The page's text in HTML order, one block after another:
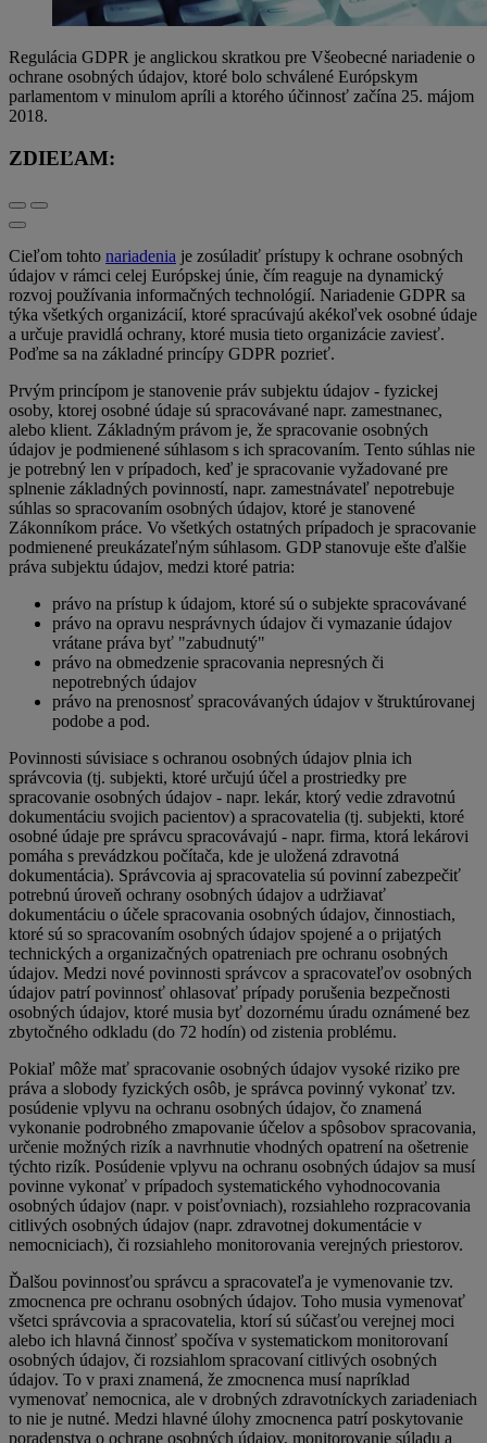
Regulácia GDPR je anglickou skratkou pre Všeobecné nariadenie o
ochrane osobných údajov, ktoré bolo schválené Európskym
parlamentom v minulom apríli a ktorého účinnosť začína 25. májom
2018.
ZDIEĽAM:
Cieľom tohto nariadenia je zosúladiť prístupy k ochrane osobných
údajov v rámci celej Európskej únie, čím reaguje na dynamický
rozvoj používania informačných technológií. Nariadenie GDPR sa
týka všetkých organizácií, ktoré spracúvajú akékoľvek osobné údaje
a určuje pravidlá ochrany, ktoré musia tieto organizácie zaviesť.
Poďme sa na základné princípy GDPR pozrieť.
Prvým princípom je stanovenie práv subjektu údajov - fyzickej
osoby, ktorej osobné údaje sú spracovávané napr. zamestnanec,
alebo klient. Základným právom je, že spracovanie osobných
údajov je podmienené súhlasom s ich spracovaním. Tento súhlas nie
je potrebný len v prípadoch, keď je spracovanie vyžadované pre
splnenie základných povinností, napr. zamestnávateľ nepotrebuje
súhlas so spracovaním osobných údajov, ktoré je stanovené
Zákonníkom práce. Vo všetkých ostatných prípadoch je spracovanie
podmienené preukázateľným súhlasom. GDP stanovuje ešte ďalšie
práva subjektu údajov, medzi ktoré patria:
právo na prístup k údajom, ktoré sú o subjekte spracovávané
právo na opravu nesprávnych údajov či vymazanie údajov
vrátane práva byť "zabudnutý"
právo na obmedzenie spracovania nepresných či
nepotrebných údajov
právo na prenosnosť spracovávaných údajov v štruktúrovanej
podobe a pod.
Povinnosti súvisiace s ochranou osobných údajov plnia ich
správcovia (tj. subjekti, ktoré určujú účel a prostriedky pre
spracovanie osobných údajov - napr. lekár, ktorý vedie zdravotnú
dokumentáciu svojich pacientov) a spracovatelia (tj. subjekti, ktoré
osobné údaje pre správcu spracovávajú - napr. firma, ktorá lekárovi
pomáha s prevádzkou počítača, kde je uložená zdravotná
dokumentácia). Správcovia aj spracovatelia sú povinní zabezpečiť
potrebnú úroveň ochrany osobných údajov a udržiavať
dokumentáciu o účele spracovania osobných údajov, činnostiach,
ktoré sú so spracovaním osobných údajov spojené a o prijatých
technických a organizačných opatreniach pre ochranu osobných
údajov. Medzi nové povinnosti správcov a spracovateľov osobných
údajov patrí povinnosť ohlasovať prípady porušenia bezpečnosti
osobných údajov, ktoré musia byť dozornému úradu oznámené bez
zbytočného odkladu (do 72 hodín) od zistenia problému.
Pokiaľ môže mať spracovanie osobných údajov vysoké riziko pre
práva a slobody fyzických osôb, je správca povinný vykonať tzv.
posúdenie vplyvu na ochranu osobných údajov, čo znamená
vykonanie podrobného zmapovanie účelov a spôsobov spracovania,
určenie možných rizík a navrhnutie vhodných opatrení na ošetrenie
týchto rizík. Posúdenie vplyvu na ochranu osobných údajov sa musí
povinne vykonať v prípadoch systematického vyhodnocovania
osobných údajov (napr. v poisťovniach), rozsiahleho rozpracovania
citlivých osobných údajov (napr. zdravotnej dokumentácie v
nemocniciach), či rozsiahleho monitorovania verejných priestorov.
Ďalšou povinnosťou správcu a spracovateľa je vymenovanie tzv.
zmocnenca pre ochranu osobných údajov. Toho musia vymenovať
všetci správcovia a spracovatelia, ktorí sú súčasťou verejnej moci
alebo ich hlavná činnosť spočíva v systematickom monitorovaní
osobných údajov, či rozsiahlom spracovaní citlivých osobných
údajov. To v praxi znamená, že zmocnenca musí napríklad
vymenovať nemocnica, ale v drobných zdravotníckych zariadeniach
to nie je nutné. Medzi hlavné úlohy zmocnenca patrí poskytovanie
poradenstva o ochrane osobných údajov, monitorovanie súladu a